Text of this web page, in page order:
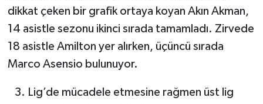
dikkat çeken bir grafik ortaya koyan Akın Akman,
14 asistle sezonu ikinci sırada tamamladı. Zirvede
18 asistle Amilton yer alırken, üçüncü sırada
Marco Asensio bulunuyor.
Lig’de mücadele etmesine rağmen üst lig